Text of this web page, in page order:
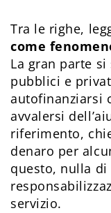
Tra le righe,
come
La gran parte
pubblici e
autofinanziarsi
avvalersi
riferimento,
denaro per
questo, nulla di
servizio.